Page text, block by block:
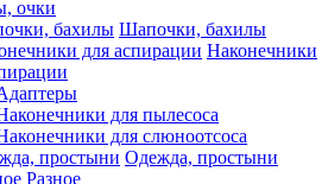
очки
Шапочки, бахилы
Наконечники
для пылесоса
для слюноотсоса
Одежда, простыни
Разное